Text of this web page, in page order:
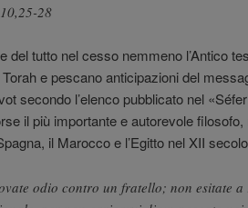
28
del tutto nel cesso nemmeno l’Antico
e pescano anticipazioni del
secondo l’elenco pubblicato nel
il più importante e autorevole
il Marocco e l’Egitto nel XII
odio contro un fratello; non esitate